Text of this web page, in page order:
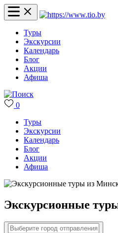
Туры
Экскурсии
Календарь
Блог
Акции
Афиша
0
Туры
Экскурсии
Календарь
Блог
Акции
Афиша
Экскурсионные